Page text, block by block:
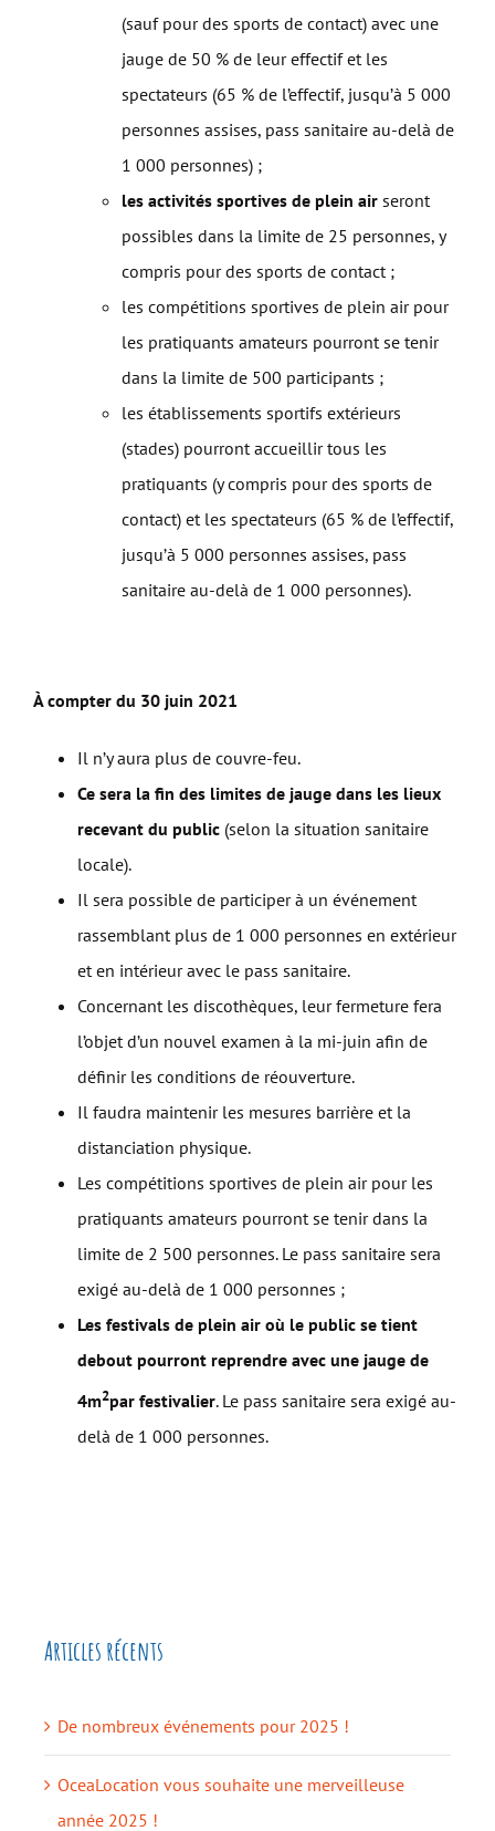
(sauf pour des sports de contact) avec une
jauge de 50 % de leur effectif et les
spectateurs (65 % de l’effectif, jusqu’à 5 000
personnes assises, pass sanitaire au-delà de
1 000 personnes) ;
les activités sportives de plein air seront
possibles dans la limite de 25 personnes, y
compris pour des sports de contact ;
les compétitions sportives de plein air pour
les pratiquants amateurs pourront se tenir
dans la limite de 500 participants ;
les établissements sportifs extérieurs
(stades) pourront accueillir tous les
pratiquants (y compris pour des sports de
contact) et les spectateurs (65 % de l’effectif,
jusqu’à 5 000 personnes assises, pass
sanitaire au-delà de 1 000 personnes).
À compter du 30 juin 2021
Il n’y aura plus de couvre-feu.
Ce sera la fin des limites de jauge dans les lieux
recevant du public (selon la situation sanitaire
locale).
Il sera possible de participer à un événement
rassemblant plus de 1 000 personnes en extérieur
et en intérieur avec le pass sanitaire.
Concernant les discothèques, leur fermeture fera
l’objet d’un nouvel examen à la mi-juin afin de
définir les conditions de réouverture.
Il faudra maintenir les mesures barrière et la
distanciation physique.
Les compétitions sportives de plein air pour les
pratiquants amateurs pourront se tenir dans la
limite de 2 500 personnes. Le pass sanitaire sera
exigé au-delà de 1 000 personnes ;
Les festivals de plein air où le public se tient
debout pourront reprendre avec une jauge de
4m2par festivalier. Le pass sanitaire sera exigé au-
delà de 1 000 personnes.
Articles récents
De nombreux événements pour 2025 !
OceaLocation vous souhaite une merveilleuse
année 2025 !